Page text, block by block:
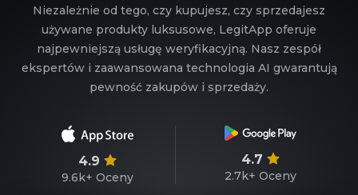
Niezależnie od tego, czy kupujesz, czy sprzedajesz
używane produkty luksusowe, LegitApp oferuje
najpewniejszą usługę weryfikacyjną. Nasz zespół
ekspertów i zaawansowana technologia AI gwarantują
pewność zakupów i sprzedaży.
4.9
9.6k+ Oceny
4.7
2.7k+ Oceny